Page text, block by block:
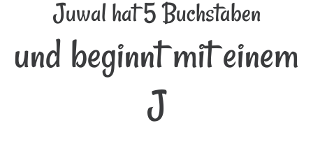
Juwal hat 5 Buchstaben
und beginnt mit einem
J